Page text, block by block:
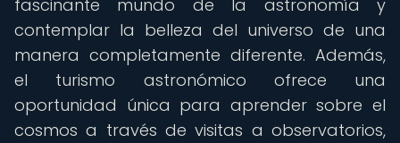
fascinante mundo de la astronomía y
contemplar la belleza del universo de una
manera completamente diferente. Además,
el turismo astronómico ofrece una
oportunidad única para aprender sobre el
cosmos a través de visitas a observatorios,